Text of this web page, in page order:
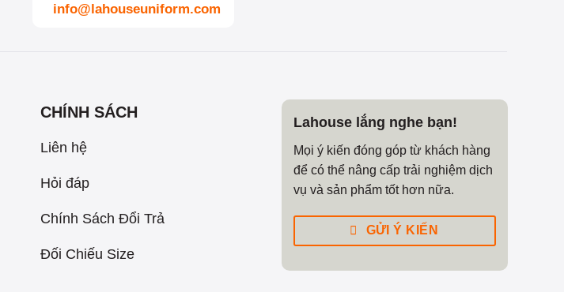
info@lahouseuniform.com
CHÍNH SÁCH
Liên hệ
Hỏi đáp
Chính Sách Đổi Trả
Đối Chiếu Size
Lahouse lắng nghe bạn!
Mọi ý kiến đóng góp từ khách hàng
để có thể nâng cấp trải nghiệm dịch
vụ và sản phẩm tốt hơn nữa.
GỬI Ý KIẾN